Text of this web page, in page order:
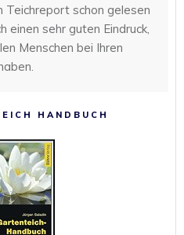
Teichreport schon gelesen
einen sehr guten Eindruck,
Menschen bei Ihren
HANDBUCH